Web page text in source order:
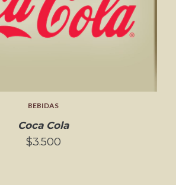
BEBIDAS
Coca Cola
$3.500